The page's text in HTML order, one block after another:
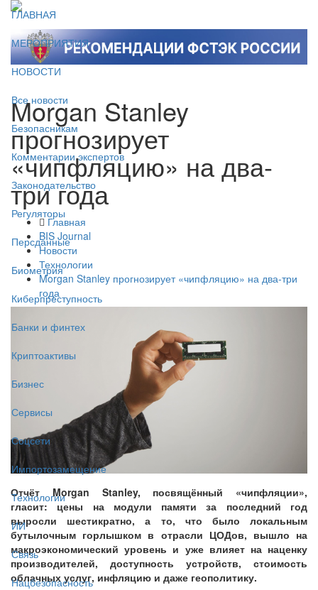
ГЛАВНАЯ
МЕРОПРИЯТИЯ
НОВОСТИ
Все новости
Безопасникам
Комментарии экспертов
Законодательство
Регуляторы
Персданные
Биометрия
Киберпреступность
Банки и финтех
Криптоактивы
Бизнес
Сервисы
Соцсети
Импортозамещение
Технологии
ИИ
Связь
Нацбезопасность
Morgan Stanley
прогнозирует
«чипфляцию» на два-
три года
Главная
BIS Journal
Новости
Технологии
Morgan Stanley прогнозирует «чипфляцию» на два-три
года
Отчёт Morgan Stanley, посвящённый «чипфляции»,
гласит: цены на модули памяти за последний год
выросли шестикратно, а то, что было локальным
бутылочным горлышком в отрасли ЦОДов, вышло на
макроэкономический уровень и уже влияет на наценку
производителей, доступность устройств, стоимость
облачных услуг, инфляцию и даже геополитику.